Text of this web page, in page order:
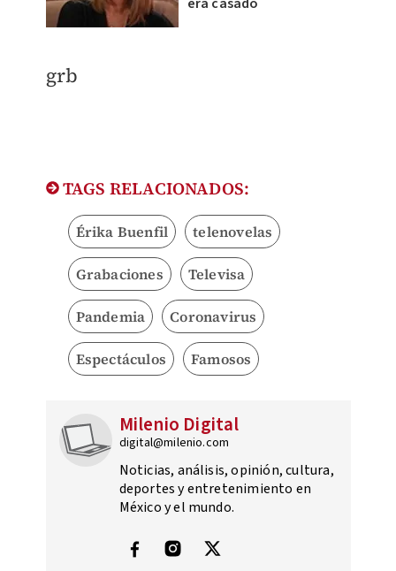
grb​
TAGS RELACIONADOS:
Érika Buenfil telenovelas
Grabaciones Televisa
Pandemia Coronavirus
Espectáculos Famosos
Milenio Digital
digital@milenio.com
Noticias, análisis, opinión, cultura,
deportes y entretenimiento en
México y el mundo.